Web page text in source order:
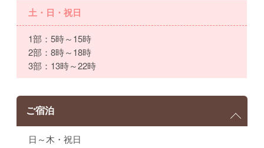
土・日・祝日
1部：5時～15時
2部：8時～18時
3部：13時～22時
ご宿泊
日～木・祝日